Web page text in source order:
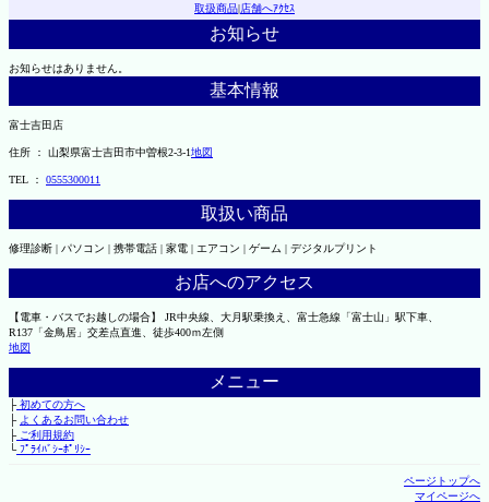
取扱商品|店舗へｱｸｾｽ
お知らせ
お知らせはありません。
基本情報
富士吉田店
住所 ： 山梨県富士吉田市中曽根2-3-1地図
TEL ： 0555300011
取扱い商品
修理診断 | パソコン | 携帯電話 | 家電 | エアコン | ゲーム | デジタルプリント
お店へのアクセス
【電車・バスでお越しの場合】 JR中央線、大月駅乗換え、富士急線「富士山」駅下車、
R137「金鳥居」交差点直進、徒歩400ｍ左側
地図
メニュー
├初めての方へ
├ よくあるお問い合わせ
├ご利用規約
└ﾌﾟﾗｲﾊﾞｼｰﾎﾟﾘｼｰ
ページトップへ
マイページへ